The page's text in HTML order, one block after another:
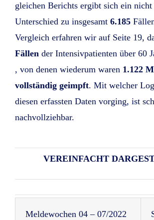
gleichen Berichts ergibt sich ein
Unterschied zu insgesamt 6.185
Vergleich erfahren wir auf Seite 19,
Fällender Intensivpatienten über 60
, von denen wiederum waren 1.122
vollständig geimpft. Mit welcher
diesen erfassten Daten vorging, ist
nachvollziehbar.
VEREINFACHT
Meldewochen 04 – 07/2022